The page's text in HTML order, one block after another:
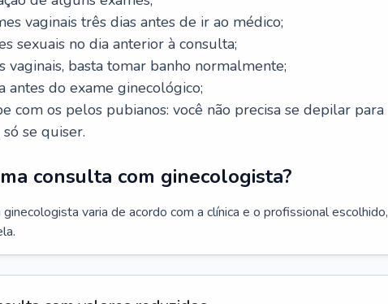
vaginais três dias antes de ir ao médico;
sexuais no dia anterior à consulta;
vaginais, basta tomar banho normalmente;
antes do exame ginecológico;
com os pelos pubianos: você não precisa se depilar para
se quiser.
consulta com ginecologista?
varia de acordo com a clínica e o profissional escolhido,